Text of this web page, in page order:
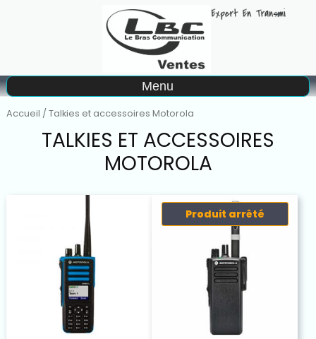
Matériel à la location
Menu
Accueil / Talkies et accessoires Motorola
TALKIES ET ACCESSOIRES
MOTOROLA
Produit arrêté